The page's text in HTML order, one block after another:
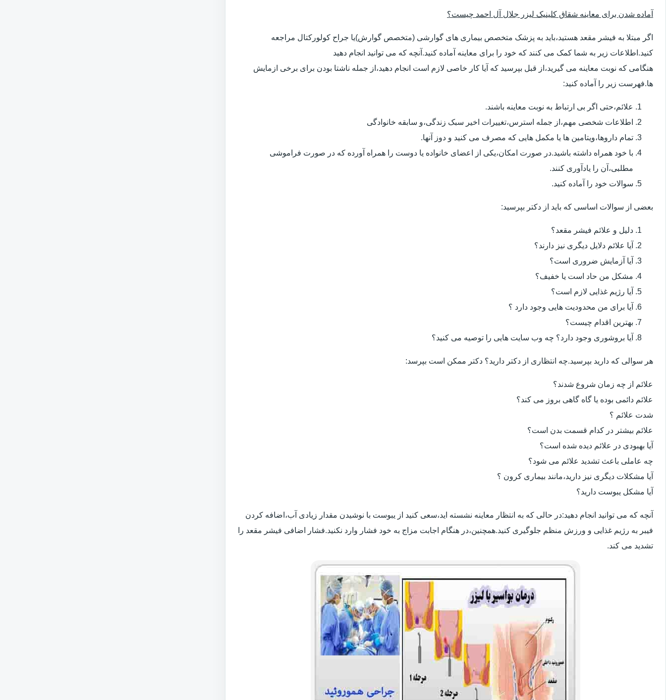
آماده شدن برای معاینه شقاق کلینیک لیزر جلال آل احمد چیست؟
اگر مبتلا به فیشر مقعد هستید،باید به پزشک متخصص بیماری های گوارشی (متخصص گوارش)یا جراح کولورکتال مراجعه
کنید.اطلاعات زیر به شما کمک می کنند که خود را برای معاینه آماده کنید.آنچه که می توانید انجام دهید
هنگامی که نوبت معاینه می گیرید،از قبل بپرسید که آیا کار خاصی لازم است انجام دهید،از جمله ناشتا بودن برای برخی ازمایش
ها.فهرست زیر را آماده کنید:
علائم،حتی اگر بی ارتباط به نوبت معاینه باشند.
اطلاعات شخصی مهم،از جمله استرس،تغییرات اخیر سبک زندگی،و سابقه خانوادگی
تمام داروها،ویتامین ها یا مکمل هایی که مصرف می کنید و دوز آنها.
با خود همراه داشته باشید.در صورت امکان،یکی از اعضای خانواده یا دوست را همراه آورده که در صورت فراموشی
مطلبی،آن را یادآوری کنند.
سوالات خود را آماده کنید.
بعضی از سوالات اساسی که باید از دکتر بپرسید:
دلیل و علائم فیشر مقعد؟
آیا علائم دلایل دیگری نیز دارند؟
آیا آزمایش ضروری است؟
مشکل من حاد است یا خفیف؟
آیا رژیم غذایی لازم است؟
آیا برای من محدودیت هایی وجود دارد ؟
بهترین اقدام چیست؟
آیا بروشوری وجود دارد؟ چه وب سایت هایی را توصیه می کنید؟
هر سوالی که دارید بپرسید.چه انتظاری از دکتر دارید؟ دکتر ممکن است بپرسد:
علائم از چه زمان شروع شدند؟
علائم دائمی بوده یا گاه گاهی بروز می کند؟
شدت علائم ؟
علائم بیشتر در کدام قسمت بدن است؟
آیا بهبودی در علائم دیده شده است؟
چه عاملی باعث تشدید علائم می شود؟
آیا مشکلات دیگری نیز دارید،مانند بیماری کرون ؟
آیا مشکل یبوست دارید؟
آنچه که می توانید انجام دهید:در حالی که به انتظار معاینه نشسته اید،سعی کنید از یبوست با نوشیدن مقدار زیادی آب،اضافه کردن
فیبر به رژیم غذایی و ورزش منظم جلوگیری کنید.همچنین،در هنگام اجابت مزاج به خود فشار وارد نکنید.فشار اضافی فیشر مقعد را
تشدید می کند.